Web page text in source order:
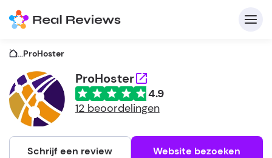
...ProHoster
ProHoster
4.9
12 beoordelingen
Schrijf een review Website bezoeken